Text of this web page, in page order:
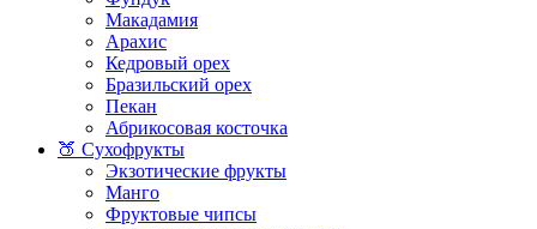
Макадамия
Арахис
Кедровый орех
Бразильский орех
Пекан
Абрикосовая косточка
🍑 Сухофрукты
Экзотические фрукты
Манго
Фруктовые чипсы